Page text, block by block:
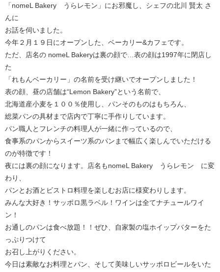
「nomeL Bakery うらレモン」にお邪魔し、シェフの北川 賢太 さ
んに
お話を伺いました。
今年２月１９日にオープンした、ベーカリー&カフェです。
ただ、店名の nomeL Bakeryは裏の顔で…表の顔は1997年に閉店し
た
「れもんベーカリー」の名前を受け継いでオープンしました！
表の顔、昼の店舗は“Lemon Bakery”という名前で、
北海道産小麦を１００％使用し、パンそのものはもちろん、
総菜パンの具材まで店内で丁寧に手作りしています。
パン職人とフレンチの料理人が一緒に作っているので、
食事系のパンからスイーツ系のパンまで幅広く楽しんでいただける
のが特徴です！
夜には裏の顔になります。店名もnomeL Bakery うらレモン に変
わり、
パンとお酒とビストロ料理を楽しむお店に様変わりします。
みんな大好き！サッポロ黒ラベル！ワインは全てナチュールワイ
ン！
お通しのパンは食べ放題！！ぜひ、自家製の塩ホイップバターをた
っぷりつけて
お召し上がりください。
今日は素敵なお料理とパン、そして美味しいサッポロビールをいた